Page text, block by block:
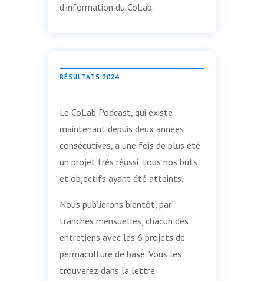
d'information du CoLab.
RÉSULTATS 2024
Le CoLab Podcast, qui existe
maintenant depuis deux années
consécutives, a une fois de plus été
un projet très réussi, tous nos buts
et objectifs ayant été atteints.
Nous publierons bientôt, par
tranches mensuelles, chacun des
entretiens avec les 6 projets de
permaculture de base. Vous les
trouverez dans la lettre